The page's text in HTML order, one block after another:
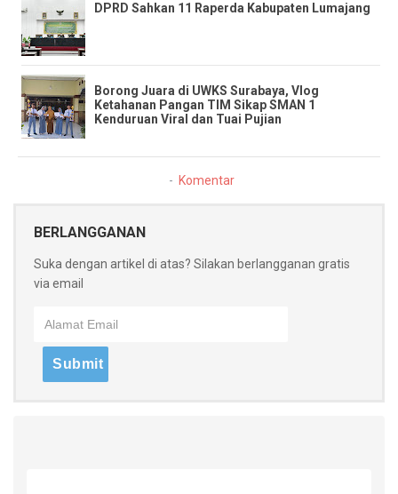
DPRD Sahkan 11 Raperda Kabupaten Lumajang
​Borong Juara di UWKS Surabaya, Vlog
Ketahanan Pangan TIM Sikap SMAN 1
Kenduruan Viral dan Tuai Pujian
Komentar
BERLANGGANAN
Suka dengan artikel di atas? Silakan berlangganan gratis
via email